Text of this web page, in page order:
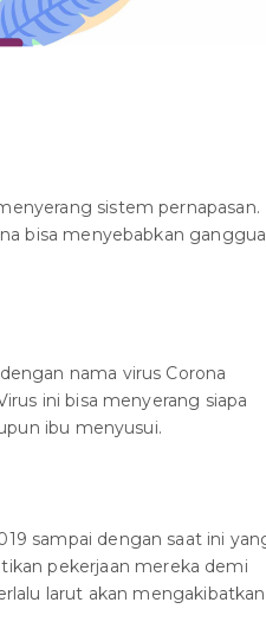
sistem pernapasan.
bisa menyebabkan
nama virus Corona
ini bisa menyerang siapa
ibu menyusui.
sampai dengan saat ini
pekerjaan mereka demi
larut akan mengakibatkan